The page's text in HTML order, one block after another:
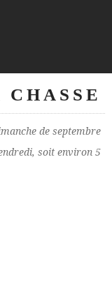
de septembre
soit environ 5